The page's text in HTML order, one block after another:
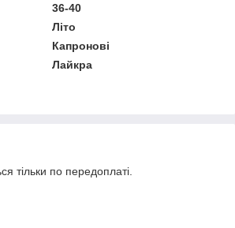
36-40
Літо
Капронові
Лайкра
тільки по передоплаті.